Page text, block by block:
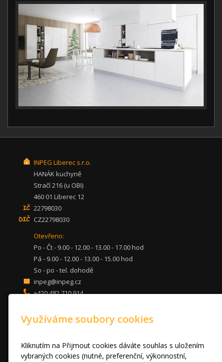
INPEG Liberec s.r.o.
HANÁK kuchyně
Stračí 216 (u OBI)
460 01 Liberec 12
22798030
CZ22798030
Otevřeno:
Po - Čt - 9.00 - 12.00 - 13.00 - 17.00 hod
Pá - 9.00 - 12.00 - 13.00 - 15.00 hod
So - po - tel. dohodě
inpeg@inpeg.cz
+420 482 710 914
KUCHYNĚ
DVEŘE A STOLY
OBÝVACÍ POKOJE
Využíváme soubory cookies
Kliknutím na Přijmout cookies dáváte souhlas s uložením
vybraných cookies (nutné, preferenční, výkonnostní,